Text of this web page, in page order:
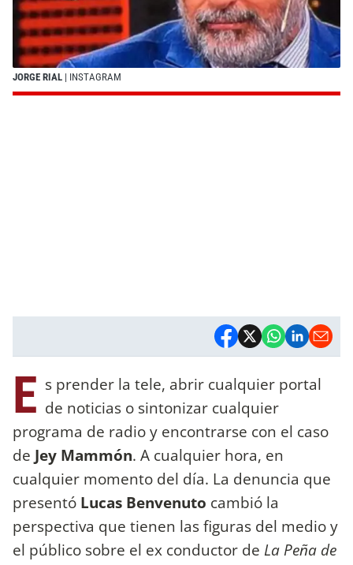
JORGE RIAL | INSTAGRAM
E s prender la tele, abrir cualquier portal
de noticias o sintonizar cualquier
programa de radio y encontrarse con el caso
de Jey Mammón. A cualquier hora, en
cualquier momento del día. La denuncia que
presentó Lucas Benvenuto cambió la
perspectiva que tienen las figuras del medio y
el público sobre el ex conductor de La Peña de